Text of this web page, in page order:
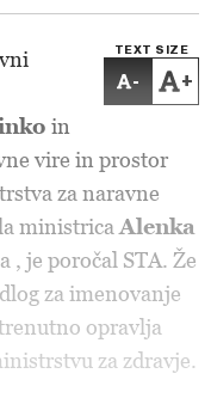
TEXT SIZE
- +
in
vire in prostor
za naravne
ministrica Alenka
, je poročal STA. Že
za imenovanje
opravlja
za zdravje.